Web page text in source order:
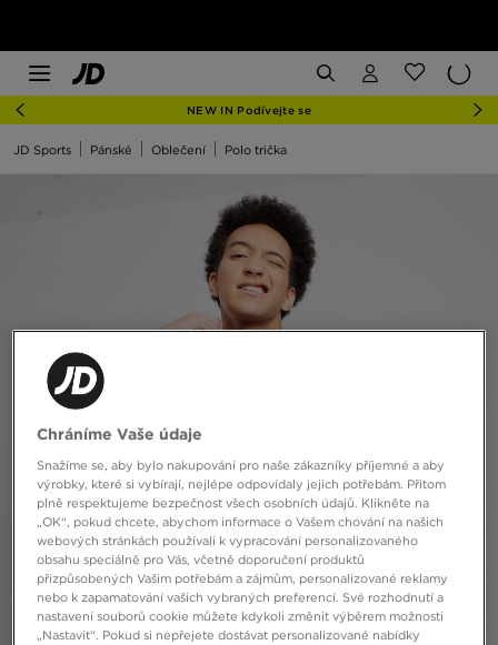
NEW IN Podívejte se
JD Sports Pánské Oblečení Polo trička
Chráníme Vaše údaje
Snažíme se, aby bylo nakupování pro naše zákazníky příjemné a aby
výrobky, které si vybírají, nejlépe odpovídaly jejich potřebám. Přitom
plně respektujeme bezpečnost všech osobních údajů. Klikněte na
„OK“, pokud chcete, abychom informace o Vašem chování na našich
webových stránkách používali k vypracování personalizovaného
obsahu speciálně pro Vás, včetně doporučení produktů
přizpůsobených Vašim potřebám a zájmům, personalizované reklamy
nebo k zapamatování vašich vybraných preferencí. Své rozhodnutí a
nastavení souborů cookie můžete kdykoli změnit výběrem možnosti
„Nastavit“. Pokud si nepřejete dostávat personalizované nabídky